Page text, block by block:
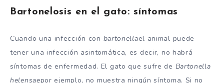
Bartonelosis en el gato: síntomas
Cuando una infección con bartonellael animal puede
tener una infección asintomática, es decir, no habrá
síntomas de enfermedad. El gato que sufre de Bartonella
helensaepor ejemplo, no muestra ningún síntoma. Si no